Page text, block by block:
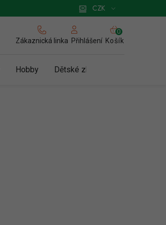
Zásady používání cookies
CZK
Zákaznická linka Přihlášení
NÁKUPNÍ
KOŠÍK
Košík
Hobby Dětské zboží a hračky